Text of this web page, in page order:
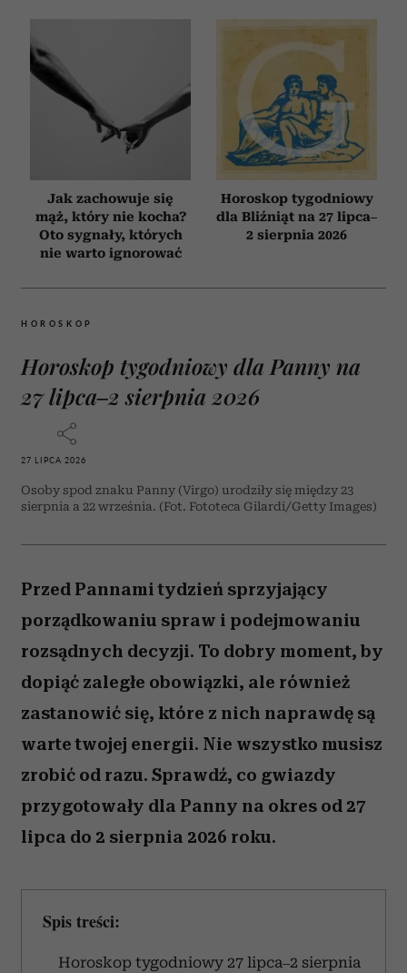
Jak zachowuje się
mąż, który nie kocha?
Oto sygnały, których
nie warto ignorować
Horoskop tygodniowy
dla Bliźniąt na 27 lipca–
2 sierpnia 2026
HOROSKOP
Horoskop tygodniowy dla Panny na
27 lipca–2 sierpnia 2026
27 LIPCA 2026
Osoby spod znaku Panny (Virgo) urodziły się między 23
sierpnia a 22 września. (Fot. Fototeca Gilardi/Getty Images)
Przed Pannami tydzień sprzyjający
porządkowaniu spraw i podejmowaniu
rozsądnych decyzji. To dobry moment, by
dopiąć zaległe obowiązki, ale również
zastanowić się, które z nich naprawdę są
warte twojej energii. Nie wszystko musisz
zrobić od razu. Sprawdź, co gwiazdy
przygotowały dla Panny na okres od 27
lipca do 2 sierpnia 2026 roku.
Spis treści:
Horoskop tygodniowy 27 lipca–2 sierpnia